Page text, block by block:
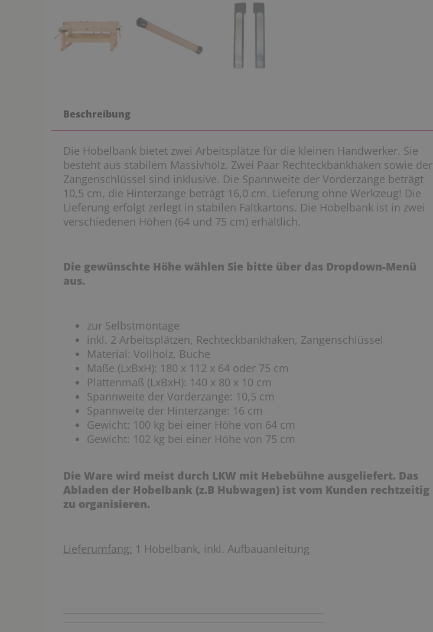
Beschreibung
Die Hobelbank bietet zwei Arbeitsplätze für die kleinen Handwerker. Sie
besteht aus stabilem Massivholz. Zwei Paar Rechteckbankhaken sowie der
Zangenschlüssel sind inklusive. Die Spannweite der Vorderzange beträgt
10,5 cm, die Hinterzange beträgt 16,0 cm. Lieferung ohne Werkzeug! Die
Lieferung erfolgt zerlegt in stabilen Faltkartons. Die Hobelbank ist in zwei
verschiedenen Höhen (64 und 75 cm) erhältlich.
Die gewünschte Höhe wählen Sie bitte über das Dropdown-Menü
aus.
zur Selbstmontage
inkl. 2 Arbeitsplätzen, Rechteckbankhaken, Zangenschlüssel
Material: Vollholz, Buche
Maße (LxBxH): 180 x 112 x 64 oder 75 cm
Plattenmaß (LxBxH): 140 x 80 x 10 cm
Spannweite der Vorderzange: 10,5 cm
Spannweite der Hinterzange: 16 cm
Gewicht: 100 kg bei einer Höhe von 64 cm
Gewicht: 102 kg bei einer Höhe von 75 cm
Die Ware wird meist durch LKW mit Hebebühne ausgeliefert. Das
Abladen der Hobelbank (z.B Hubwagen) ist vom Kunden rechtzeitig
zu organisieren.
Lieferumfang: 1 Hobelbank, inkl. Aufbauanleitung